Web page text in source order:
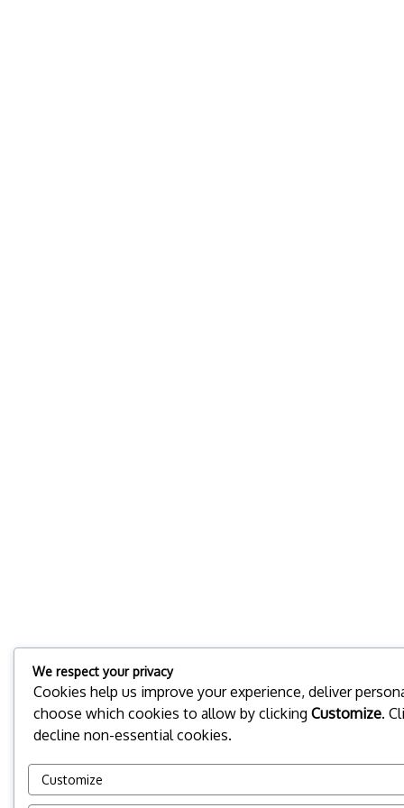
We respect your privacy
Cookies help us improve your experience, deliver
choose which cookies to allow by clicking Customize.
decline non-essential cookies.
Customize